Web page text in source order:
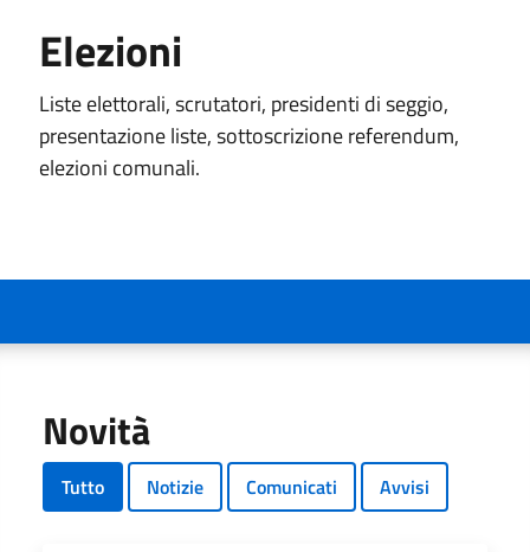
Elezioni
Liste elettorali, scrutatori, presidenti di seggio,
presentazione liste, sottoscrizione referendum,
elezioni comunali.
Novità
Tutto Notizie Comunicati Avvisi